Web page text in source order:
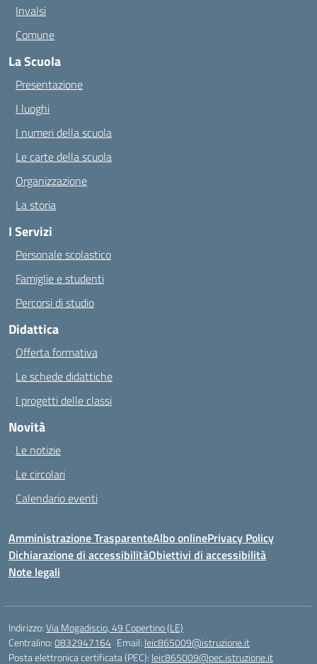
Invalsi
Comune
La Scuola
Presentazione
I luoghi
I numeri della scuola
Le carte della scuola
Organizzazione
La storia
I Servizi
Personale scolastico
Famiglie e studenti
Percorsi di studio
Didattica
Offerta formativa
Le schede didattiche
I progetti delle classi
Novità
Le notizie
Le circolari
Calendario eventi
Amministrazione TrasparenteAlbo onlinePrivacy Policy
Dichiarazione di accessibilitàObiettivi di accessibilità
Note legali
Indirizzo:Via Mogadiscio, 49 Copertino (LE)
Centralino:0832947164 Email: leic865009@istruzione.it
Posta elettronica certificata (PEC): leic865009@pec.istruzione.it